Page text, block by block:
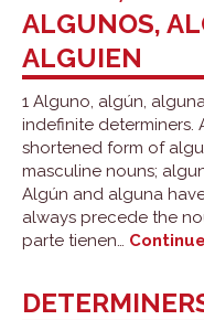
ALGUNOS,
ALGUIEN
1 Alguno, algún,
indefinite determiners.
shortened form of
masculine nouns;
Algún and alguna
always precede the
parte tienen…